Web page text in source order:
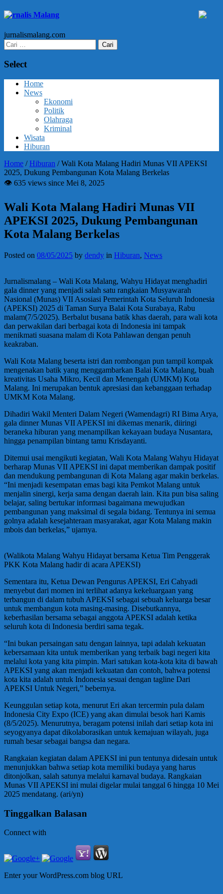
Jurnalis Malang
jurnalismalang.com
Cari
untuk:
Select
Home
News
Ekonomi
Politik
Olahraga
Kriminal
Wisata
Hiburan
Home /Hiburan /Wali Kota Malang Hadiri Munas VII APEKSI
2025, Dukung Pembangunan Kota Malang Berkelas
👁 635 views since Mei 8, 2025
Wali Kota Malang Hadiri Munas VII
APEKSI 2025, Dukung Pembangunan
Kota Malang Berkelas
Posted on 08/05/2025 by dendy in Hiburan, News
Jurnalismalang – Wali Kota Malang, Wahyu Hidayat menghadiri
gala dinner yang menjadi salah satu rangkaian Musyawarah
Nasional (Munas) VII Asosiasi Pemerintah Kota Seluruh Indonesia
(APEKSI) 2025 di Taman Surya Balai Kota Surabaya, Rabu
malam(7/5/2025). Berbalut busana batik khas daerah, para wali kota
dan perwakilan dari berbagai kota di Indonesia ini tampak
menikmati suasana malam di Kota Pahlawan dengan penuh
keakraban.
Wali Kota Malang beserta istri dan rombongan pun tampil kompak
mengenakan batik yang menggambarkan Balai Kota Malang, buah
kreativitas Usaha Mikro, Kecil dan Menengah (UMKM) Kota
Malang. Ini merupakan bentuk apresiasi dan kebanggaan terhadap
UMKM Kota Malang.
Dihadiri Wakil Menteri Dalam Negeri (Wamendagri) RI Bima Arya,
gala dinner Munas VII APEKSI ini dikemas menarik, diiringi
beraneka hiburan yang menampilkan kekayaan budaya Nusantara,
hingga penampilan bintang tamu Krisdayanti.
Ditemui usai mengikuti kegiatan, Wali Kota Malang Wahyu Hidayat
berharap Munas VII APEKSI ini dapat memberikan dampak positif
dan mendukung pembangunan di Kota Malang agar makin berkelas.
“Ini menjadi kesempatan emas bagi kita Pemkot Malang untuk
menjalin sinergi, kerja sama dengan daerah lain. Kita pun bisa saling
belajar, saling bertukar informasi bagaimana mewujudkan
pembangunan yang maksimal di segala bidang. Tentunya ini semua
golnya adalah kesejahteraan masyarakat, agar Kota Malang makin
mbois dan berkelas,” ujarnya.
(Walikota Malang Wahyu Hidayat bersama Ketua Tim Penggerak
PKK Kota Malang hadir di acara APEKSI)
Sementara itu, Ketua Dewan Pengurus APEKSI, Eri Cahyadi
menyebut dari momen ini terlihat adanya kekeluargaan yang
terbangun di dalam tubuh APEKSI sebagai sebuah keluarga besar
untuk membangun kota masing-masing. Disebutkannya,
keberhasilan bersama sebagai anggota APEKSI adalah ketika
seluruh kota di Indonesia berdiri sama tegak.
“Ini bukan persaingan satu dengan lainnya, tapi adalah kekuatan
kebersamaan kita untuk memberikan yang terbaik bagi negeri kita
melalui kota yang kita pimpin. Mari satukan kota-kota kita di bawah
APEKSI yang akan menjadi kekuatan dan contoh, bahwa potensi
kota kita adalah untuk Indonesia sesuai dengan tagline Dari
APEKSI Untuk Negeri,” bebernya.
Keunggulan setiap kota, menurut Eri akan tercermin pula dalam
Indonesia City Expo (ICE) yang akan dimulai besok hari Kamis
(8/5/2025). Menurutnya, beragam potensi inilah dari setiap kota ini
seyogyanya dapat dikolaborasikan untuk kemajuan wilayah, juga
rumah besar sebagai bangsa dan negara.
Rangkaian kegiatan dalam APEKSI ini pun tentunya didesain untuk
menunjukkan bahwa setiap kota memiliki budaya yang harus
ditonjolkan, salah satunya melalui karnaval budaya. Rangkaian
Munas VII APEKSI ini mulai digelar mulai tanggal 6 hingga 10 Mei
2025 mendatang. (ari/yn)
Tinggalkan Balasan
Connect with
Enter your WordPress.com blog URL